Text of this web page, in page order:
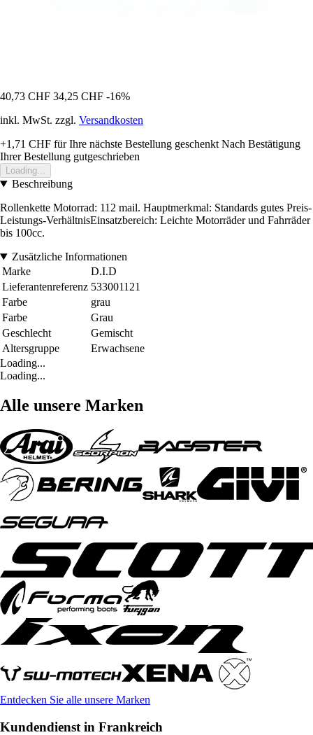
40,73 CHF 34,25 CHF -16%
inkl. MwSt. zzgl. Versandkosten
+1,71 CHF für Ihre nächste Bestellung geschenkt Nach Bestätigung
Ihrer Bestellung gutgeschrieben
Loading...
Beschreibung
Rollenkette Motorrad: 112 mail. Hauptmerkmal: Standards gutes Preis-
Leistungs-VerhältnisEinsatzbereich: Leichte Motorräder und Fahrräder
bis 100cc.
Zusätzliche Informationen
Marke
D.I.D
Lieferantenreferenz 533001121
Farbe
grau
Farbe
Grau
Geschlecht
Gemischt
Altersgruppe
Erwachsene
Loading...
Loading...
Alle unsere Marken
Entdecken Sie alle unsere Marken
Kundendienst in Frankreich